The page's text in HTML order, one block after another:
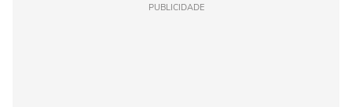
PUBLICIDADE